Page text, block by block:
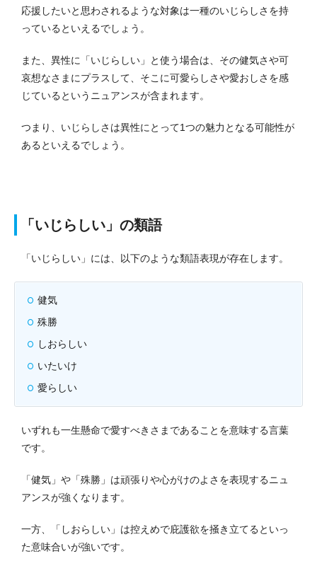
応援したいと思わされるような対象は一種のいじらしさを持
っているといえるでしょう。
また、異性に「いじらしい」と使う場合は、その健気さや可
哀想なさまにプラスして、そこに可愛らしさや愛おしさを感
じているというニュアンスが含まれます。
つまり、いじらしさは異性にとって1つの魅力となる可能性が
あるといえるでしょう。
「いじらしい」の類語
「いじらしい」には、以下のような類語表現が存在します。
健気
殊勝
しおらしい
いたいけ
愛らしい
いずれも一生懸命で愛すべきさまであることを意味する言葉
です。
「健気」や「殊勝」は頑張りや心がけのよさを表現するニュ
アンスが強くなります。
一方、「しおらしい」は控えめで庇護欲を掻き立てるといっ
た意味合いが強いです。